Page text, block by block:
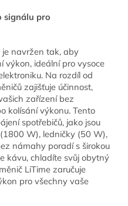
signálu pro
je navržen tak, aby
výkon, ideální pro vysoce
Na rozdíl od
zajišťuje účinnost,
zařízení bez
kolísání výkonu. Tento
spotřebičů, jako jsou
W), ledničky (50 W),
námahy poradí s širokou
kávu, chladíte svůj obytný
LiTime zaručuje
pro všechny vaše